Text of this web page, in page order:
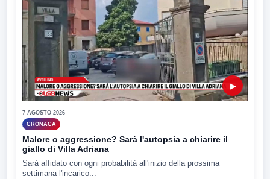
▶
7 AGOSTO 2026
CRONACA
Malore o aggressione? Sarà l'autopsia a chiarire il
giallo di Villa Adriana
Sarà affidato con ogni probabilità all'inizio della prossima
settimana l'incarico...